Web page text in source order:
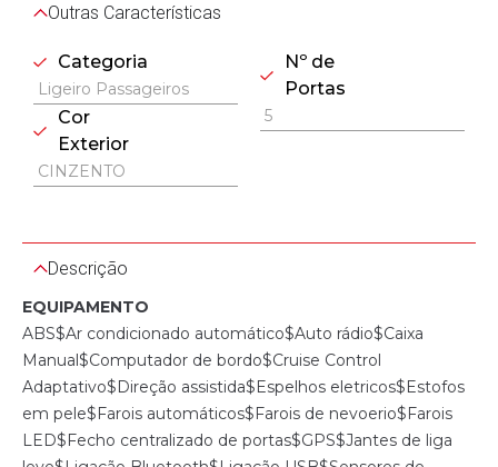
Outras Características
Categoria
Ligeiro Passageiros
Cor
Exterior
CINZENTO
Nº de
Portas
5
Descrição
EQUIPAMENTO
ABS$Ar condicionado automático$Auto rádio$Caixa
Manual$Computador de bordo$Cruise Control
Adaptativo$Direção assistida$Espelhos eletricos$Estofos
em pele$Farois automáticos$Farois de nevoerio$Farois
LED$Fecho centralizado de portas$GPS$Jantes de liga